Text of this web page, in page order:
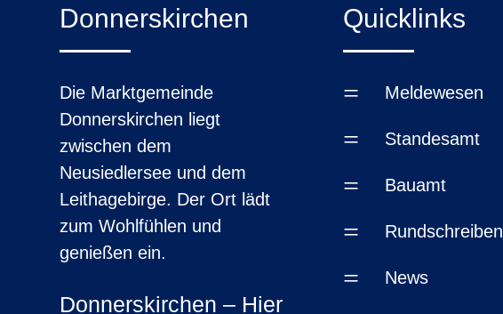
Donnerskirchen
Die Marktgemeinde
Donnerskirchen liegt
zwischen dem
Neusiedlersee und dem
Leithagebirge. Der Ort lädt
zum Wohlfühlen und
genießen ein.
Donnerskirchen – Hier
Quicklinks
= Meldewesen
= Standesamt
= Bauamt
= Rundschreiben
= News